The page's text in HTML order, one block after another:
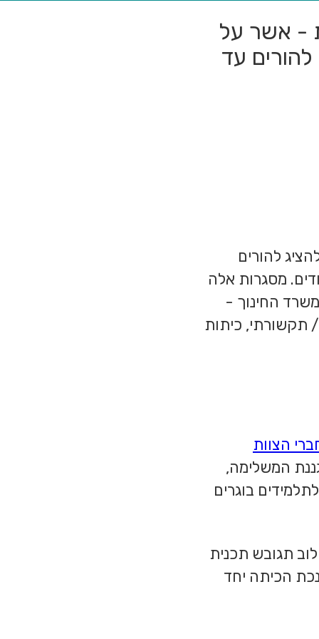
- אשר על
להורים עד
להורים
שנת לימודים. מסגרות אלה
החינוך -
כיתות
הצוות
המשלימה,
בוגרים
תגובש תכנית
הכיתה יחד